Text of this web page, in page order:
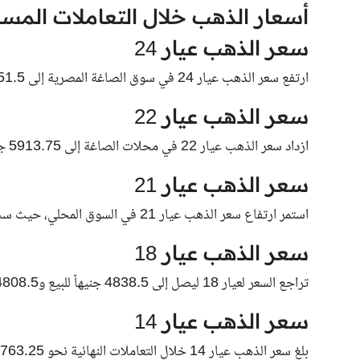
أسعار الذهب خلال التعاملات
سعر الذهب عيار 24
ارتفع سعر الذهب عيار 24 في سوق الصاغة المصرية إلى 6451.5 جنيهاً للبيع و6411.5 جنيهاً للشراء.
سعر الذهب عيار 22
ازداد سعر الذهب عيار 22 في محلات الصاغة إلى 5913.75 جنيهاً للبيع و5877.25 جنيهاً للشراء.
سعر الذهب عيار 21
استمر ارتفاع سعر الذهب عيار 21 في السوق المحلي، حيث سجل نحو 5645 جنيهاً للبيع و5610 جنيهات للشراء.
سعر الذهب عيار 18
تراجع السعر لعيار 18 ليصل إلى 4838.5 جنيهاً للبيع و4808.5 جنيهاً للشراء.
سعر الذهب عيار 14
بلغ سعر الذهب عيار 14 خلال التعاملات النهائية نحو 3763.25 جنيهاً للبيع و3740 جنيهاً للشراء.